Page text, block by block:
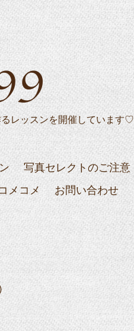
レッスンを開催しています♡
写真セレクトのご注意
メコメ お問い合わせ